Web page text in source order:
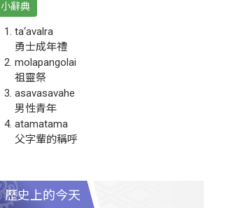
小辭典
ta‘avalra
勇士成年禮
molapangolai
祖靈祭
asavasavahe
男性青年
atamatama
父字輩的稱呼
歷史上的今天